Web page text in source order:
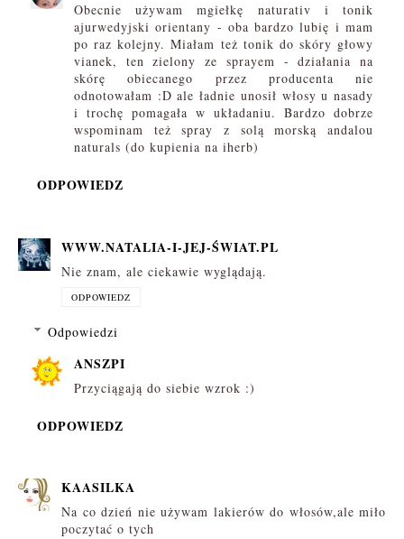
Obecnie używam mgiełkę naturativ i tonik
ajurwedyjski orientany - oba bardzo lubię i mam
po raz kolejny. Miałam też tonik do skóry głowy
vianek, ten zielony ze sprayem - działania na
skórę obiecanego przez producenta nie
odnotowałam :D ale ładnie unosił włosy u nasady
i trochę pomagała w układaniu. Bardzo dobrze
wspominam też spray z solą morską andalou
naturals (do kupienia na iherb)
ODPOWIEDZ
WWW.NATALIA-I-JEJ-ŚWIAT.PL
Nie znam, ale ciekawie wyglądają.
ODPOWIEDZ
Odpowiedzi
ANSZPI
Przyciągają do siebie wzrok :)
ODPOWIEDZ
KAASILKA
Na co dzień nie używam lakierów do włosów,ale miło
poczytać o tych